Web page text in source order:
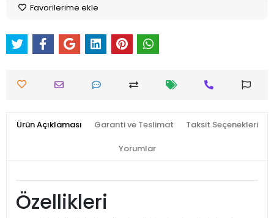
Favorilerime ekle
Ürün Açıklaması Garanti ve Teslimat Taksit Seçenekleri
Yorumlar
Özellikleri